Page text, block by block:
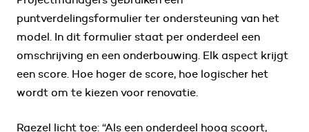
puntverdelingsformulier ter ondersteuning van het
model. In dit formulier staat per onderdeel een
omschrijving en een onderbouwing. Elk aspect krijgt
een score. Hoe hoger de score, hoe logischer het
wordt om te kiezen voor renovatie.
Raezel licht toe: “Als een onderdeel hoog scoort,